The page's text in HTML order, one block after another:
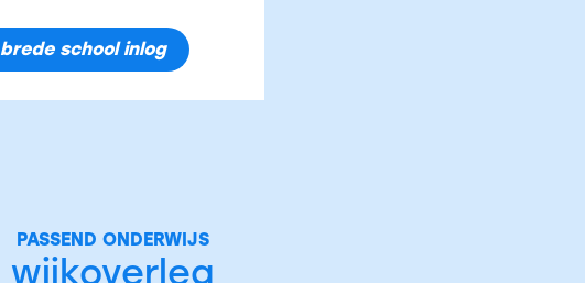
brede school inlog
PASSEND ONDERWIJS
wijkoverleg